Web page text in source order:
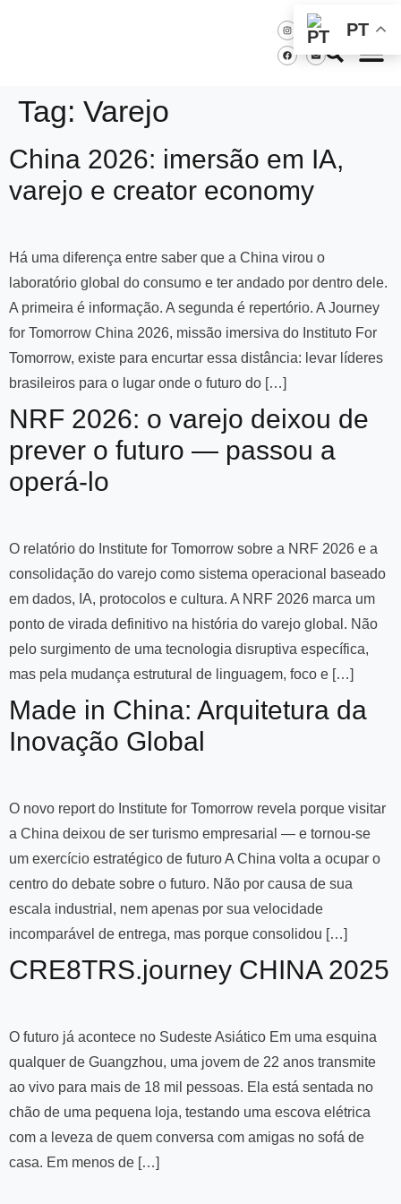
Tag: Varejo
China 2026: imersão em IA,
varejo e creator economy
Há uma diferença entre saber que a China virou o
laboratório global do consumo e ter andado por dentro dele.
A primeira é informação. A segunda é repertório. A Journey
for Tomorrow China 2026, missão imersiva do Instituto For
Tomorrow, existe para encurtar essa distância: levar líderes
brasileiros para o lugar onde o futuro do […]
NRF 2026: o varejo deixou de
prever o futuro — passou a
operá-lo
O relatório do Institute for Tomorrow sobre a NRF 2026 e a
consolidação do varejo como sistema operacional baseado
em dados, IA, protocolos e cultura. A NRF 2026 marca um
ponto de virada definitivo na história do varejo global. Não
pelo surgimento de uma tecnologia disruptiva específica,
mas pela mudança estrutural de linguagem, foco e […]
Made in China: Arquitetura da
Inovação Global
O novo report do Institute for Tomorrow revela porque visitar
a China deixou de ser turismo empresarial — e tornou-se
um exercício estratégico de futuro A China volta a ocupar o
centro do debate sobre o futuro. Não por causa de sua
escala industrial, nem apenas por sua velocidade
incomparável de entrega, mas porque consolidou […]
CRE8TRS.journey CHINA 2025
O futuro já acontece no Sudeste Asiático Em uma esquina
qualquer de Guangzhou, uma jovem de 22 anos transmite
ao vivo para mais de 18 mil pessoas. Ela está sentada no
chão de uma pequena loja, testando uma escova elétrica
com a leveza de quem conversa com amigas no sofá de
casa. Em menos de […]
PT